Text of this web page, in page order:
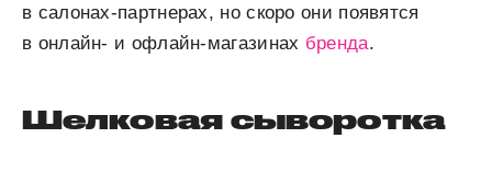
в салонах-партнерах, но скоро они появятся
в онлайн- и офлайн-магазинах бренда.
Шелковая сыворотка